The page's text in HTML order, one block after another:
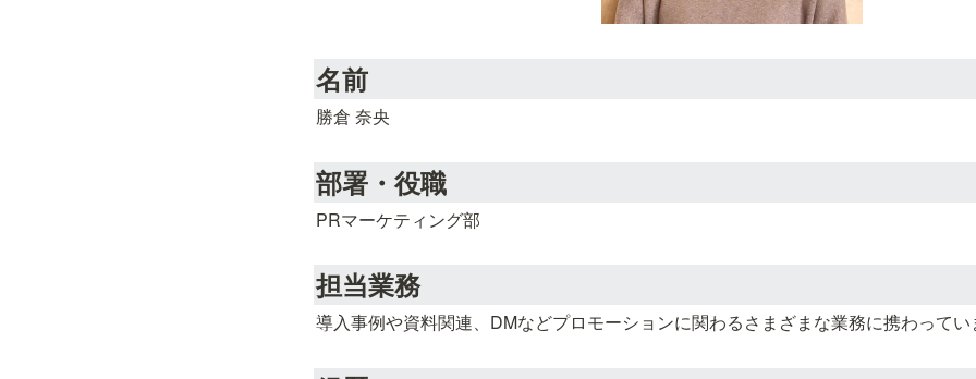
名前
勝倉 奈央
部署・役職
PRマーケティング部
担当業務
導入事例や資料関連、DMなどプロモーションに関わるさまざまな業務に携わってい